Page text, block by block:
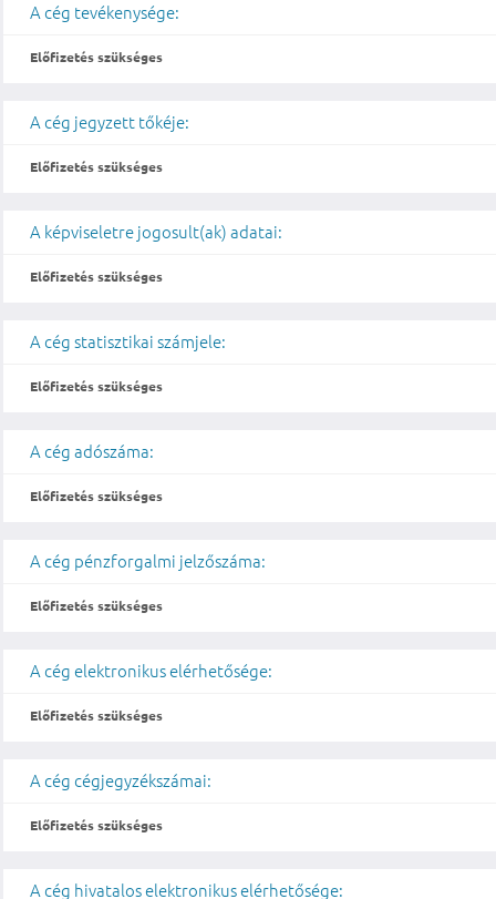
A cég tevékenysége:
Előfizetés szükséges
A cég jegyzett tőkéje:
Előfizetés szükséges
A képviseletre jogosult(ak) adatai:
Előfizetés szükséges
A cég statisztikai számjele:
Előfizetés szükséges
A cég adószáma:
Előfizetés szükséges
A cég pénzforgalmi jelzőszáma:
Előfizetés szükséges
A cég elektronikus elérhetősége:
Előfizetés szükséges
A cég cégjegyzékszámai:
Előfizetés szükséges
A cég hivatalos elektronikus elérhetősége: